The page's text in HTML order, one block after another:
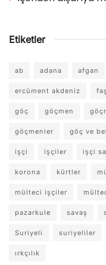
Etiketler
ab adana afgan
ercüment akdeniz
göç göçmen
göçmenler göç ve
işçi işçiler işçi
korona kürtler
mülteci işçiler
pazarkule savaş
Suriyeli suriyeliler
ırkçılık